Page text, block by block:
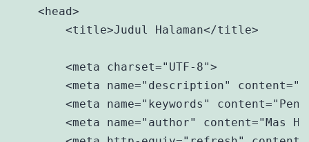
    <head>
        <title>Judul Halaman</title>
        <meta charset="UTF-8">
<meta name="description"
<meta name="keywords"
<meta name="author" content="Mas